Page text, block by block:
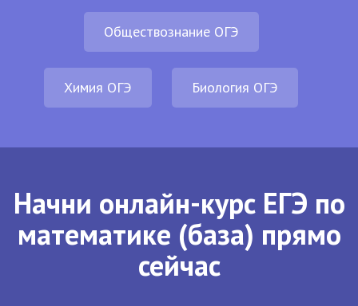
Обществознание ОГЭ
Химия ОГЭ Биология ОГЭ
Начни онлайн-курс ЕГЭ по
математике (база) прямо
сейчас